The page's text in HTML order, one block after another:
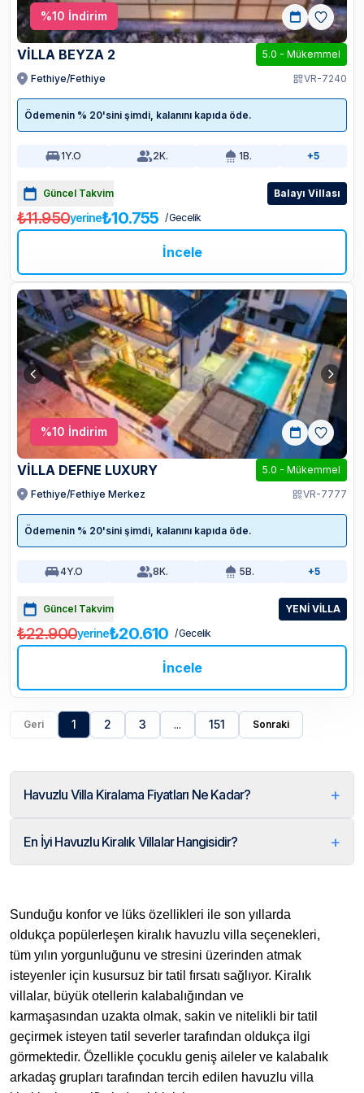
%10 İndirim
VİLLA BEYZA 2 5.0 - Mükemmel
Fethiye/Fethiye
VR-7240
Ödemenin % 20'sini şimdi, kalanını kapıda öde.
1Y.O 2K. 1B. +5
Güncel Takvim Balayı Villası
₺11.950yerine₺10.755 / Gecelik
İncele
%10 İndirim
VİLLA DEFNE LUXURY 5.0 - Mükemmel
Fethiye/Fethiye Merkez
VR-7777
Ödemenin % 20'sini şimdi, kalanını kapıda öde.
4Y.O 8K. 5B. +5
Güncel Takvim YENİ VİLLA
₺22.900yerine₺20.610 / Gecelik
İncele
Geri 1 2 3 ... 151 Sonraki
Havuzlu Villa Kiralama Fiyatları Ne Kadar? +
En İyi Havuzlu Kiralık Villalar Hangisidir? +
Sunduğu konfor ve lüks özellikleri ile son yıllarda
oldukça popülerleşen kiralık havuzlu villa seçenekleri,
tüm yılın yorgunluğunu ve stresini üzerinden atmak
isteyenler için kusursuz bir tatil fırsatı sağlıyor. Kiralık
villalar, büyük otellerin kalabalığından ve
karmaşasından uzakta olmak, sakin ve nitelikli bir tatil
geçirmek isteyen tatil severler tarafından oldukça ilgi
görmektedir. Özellikle çocuklu geniş aileler ve kalabalık
arkadaş grupları tarafından tercih edilen havuzlu villa